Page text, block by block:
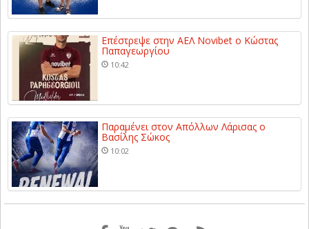
Επέστρεψε στην ΑΕΛ Novibet ο Κώστας
Παπαγεωργίου
10:42
Παραμένει στον Απόλλων Λάρισας ο
Βασίλης Σώκος
10:02